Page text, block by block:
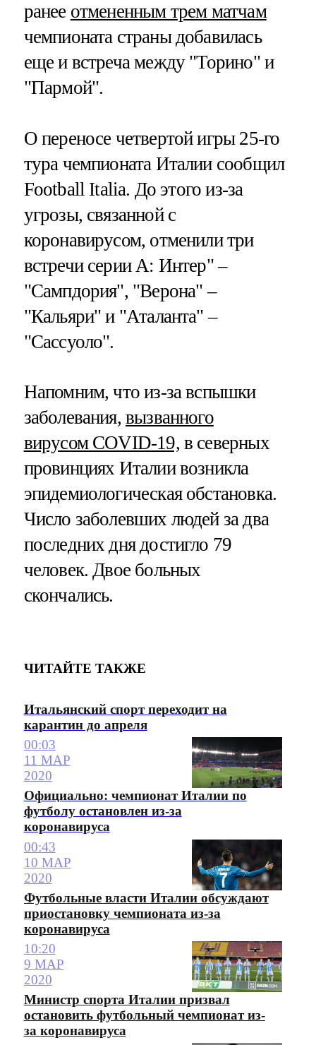
ранее отмененным трем матчам
чемпионата страны добавилась
еще и встреча между "Торино" и
"Пармой".
О переносе четвертой игры 25-го
тура чемпионата Италии сообщил
Football Italia. До этого из-за
угрозы, связанной с
коронавирусом, отменили три
встречи серии А: Интер" –
"Сампдория", "Верона" –
"Кальяри" и "Аталанта" –
"Сассуоло".
Напомним, что из-за вспышки
заболевания, вызванного
вирусом COVID-19, в северных
провинциях Италии возникла
эпидемиологическая обстановка.
Число заболевших людей за два
последних дня достигло 79
человек. Двое больных
скончались.
ЧИТАЙТЕ ТАКЖЕ
Итальянский спорт переходит на
карантин до апреля
00:03
11 МАР
2020
Официально: чемпионат Италии по
футболу остановлен из-за
коронавируса
00:43
10 МАР
2020
Футбольные власти Италии обсуждают
приостановку чемпионата из-за
коронавируса
10:20
9 МАР
2020
Министр спорта Италии призвал
остановить футбольный чемпионат из-
за коронавируса